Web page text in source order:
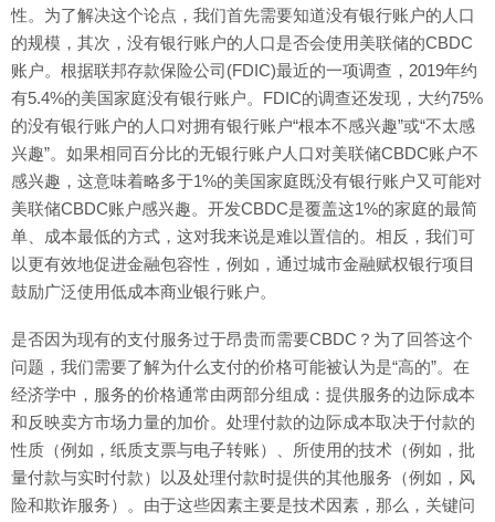
性。为了解决这个论点，我们首先需要知道没有银行账户的人口
的规模，其次，没有银行账户的人口是否会使用美联储的CBDC
账户。根据联邦存款保险公司(FDIC)最近的一项调查，2019年约
有5.4%的美国家庭没有银行账户。FDIC的调查还发现，大约75%
的没有银行账户的人口对拥有银行账户“根本不感兴趣”或“不太感
兴趣”。如果相同百分比的无银行账户人口对美联储CBDC账户不
感兴趣，这意味着略多于1%的美国家庭既没有银行账户又可能对
美联储CBDC账户感兴趣。开发CBDC是覆盖这1%的家庭的最简
单、成本最低的方式，这对我来说是难以置信的。相反，我们可
以更有效地促进金融包容性，例如，通过城市金融赋权银行项目
鼓励广泛使用低成本商业银行账户。
是否因为现有的支付服务过于昂贵而需要CBDC？为了回答这个
问题，我们需要了解为什么支付的价格可能被认为是“高的”。在
经济学中，服务的价格通常由两部分组成：提供服务的边际成本
和反映卖方市场力量的加价。处理付款的边际成本取决于付款的
性质（例如，纸质支票与电子转账）、所使用的技术（例如，批
量付款与实时付款）以及处理付款时提供的其他服务（例如，风
险和欺诈服务）。由于这些因素主要是技术因素，那么，关键问